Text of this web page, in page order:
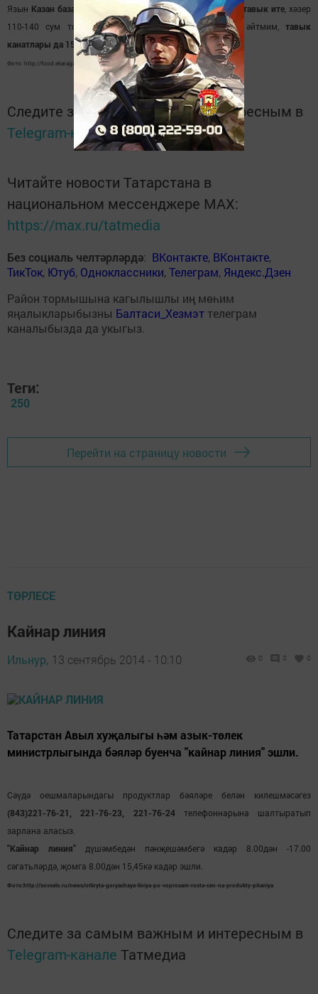
Язын Казан базарлары нда килосы 85 сум тирәсе булган тавык ите, хәзер
110-140 сум тора ди.Йомырка 45 сум. Башкасын әйтмим,тавык
канатлары да 150 сумга менгән.
Фото: http://food.ekaraganda.kz/id/2756
Следите за самым важным и интересным в
Telegram-канале Татмедиа
Читайте новости Татарстана в
национальном мессенджере MАХ:
https://max.ru/tatmedia
Без социаль челтәрләрдә: ВКонтакте, ВКонтакте,
ТикТок, Ютуб, Одноклассники,Телеграм, Яндекс.Дзен
Район тормышына кагылышлы иң мөһим
яңалыкларыбызны Балтаси_Хезмэт телеграм
каналыбызда да укыгыз.
Теги:
250
Перейти на страницу новости
ТӨРЛЕСЕ
Кайнар линия
Ильнур, 13 сентябрь 2014 - 10:10 0 0 0
Татарстан Авыл хуҗалыгы һәм азык-төлек
министрлыгында бәяләр буенча "кайнар линия" эшли.
Сәүдә оешмаларындагы продуктлар бәяләре белән килешмәсәгез
(843)221-76-21, 221-76-23, 221-76-24телефоннарына шалтыратып
зарлана аласыз.
"Кайнар линия" дүшәмбедән пәнҗешәмбегә кадәр 8.00дән -17.00
сәгатьләрдә, җомга 8.00дән 15,45кә кадәр эшли.
Фото:http://sovselo.ru/news/otkryta-goryachaya-liniya-po-voprosam-rosta-cen-na-produkty-pitaniya
Следите за самым важным и интересным в
Telegram-канале Татмедиа